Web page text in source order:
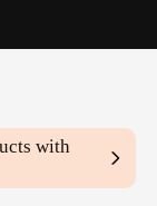
with